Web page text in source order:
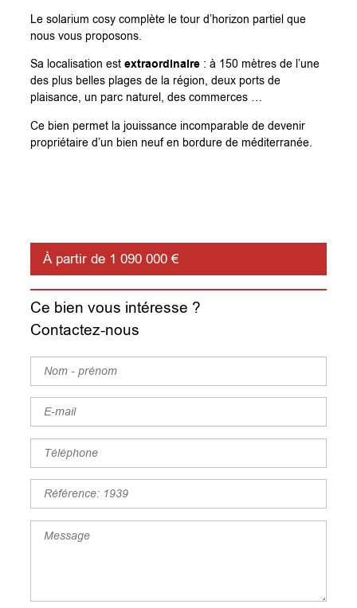
Le solarium cosy complète le tour d’horizon partiel que
nous vous proposons.
Sa localisation estextraordinaire : à 150 mètres de l’une
des plus belles plages de la région, deux ports de
plaisance, un parc naturel, des commerces …
Ce bien permet la jouissance incomparable de devenir
propriétaire d’un bien neuf en bordure de méditerranée.
À partir de 1 090 000 €
Ce bien vous intéresse ?
Contactez-nous